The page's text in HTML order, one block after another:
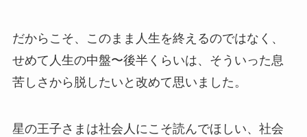
だからこそ、このまま人生を終えるのではなく、
せめて人生の中盤〜後半くらいは、そういった息
苦しさから脱したいと改めて思いました。
星の王子さまは社会人にこそ読んでほしい、社会